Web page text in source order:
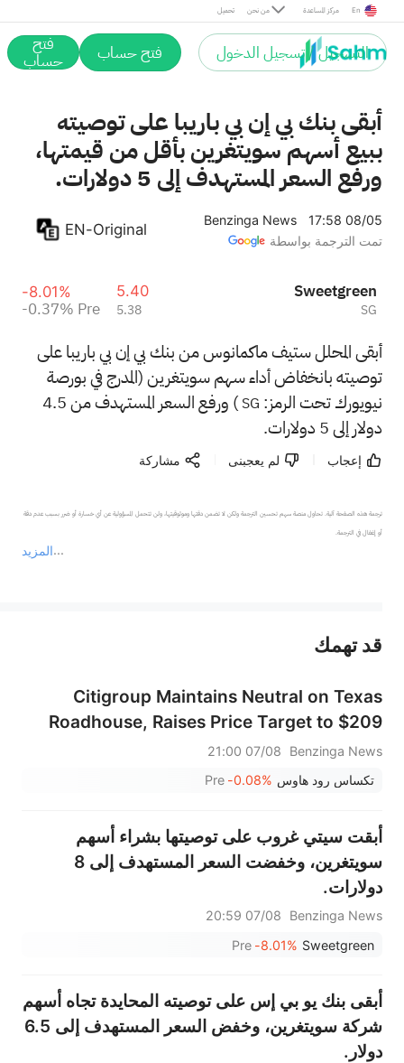
تحميل من نحن مركز المساعدة En
التسجيل / تسجيل الدخول فتح حساب فتح
حساب
أبقى بنك بي إن بي باريبا على توصيته
ببيع أسهم سويتغرين بأقل من قيمتها،
ورفع السعر المستهدف إلى 5 دولارات.
Benzinga News
17:58 08/05
تمت الترجمة بواسطة
EN-Original
Sweetgreen
SG
5.40
5.38
-8.01%
-0.37% Pre
أبقى المحلل ستيف ماكمانوس من بنك بي إن بي باريبا على
توصيته بانخفاض أداء سهم سويتغرين (المدرج في بورصة
نيويورك تحت الرمز: SG
) ورفع السعر المستهدف من 4.5
دولار إلى 5 دولارات.
إعجاب لم يعجبنى مشاركة
المزيد
ترجمة هذه الصفحة آلية. تحاول منصة سهم تحسين الترجمة ولكن لا تضمن دقتها وموثوقيتها، ولن تتحمل المسؤولية عن أي خسارة أو ضرر بسبب عدم دقة
أو إغفال في الترجمة.
عند الضرورة، يرجى استشارة مستشار استثمار محترف. لا تقدم منصة سهم أي مشورة استثمارية، ولا تقدم أي التزامات أو ضمانات.
قد تهمك
Citigroup Maintains Neutral on Texas
Roadhouse, Raises Price Target to $209
Benzinga News
07/08 21:00
تكساس رود هاوس -0.08%
Pre
أبقت سيتي غروب على توصيتها بشراء أسهم
سويتغرين، وخفضت السعر المستهدف إلى 8
دولارات.
Benzinga News
07/08 20:59
Sweetgreen
-8.01%
Pre
أبقى بنك يو بي إس على توصيته المحايدة تجاه أسهم
شركة سويتغرين، وخفض السعر المستهدف إلى 6.5
دولار.